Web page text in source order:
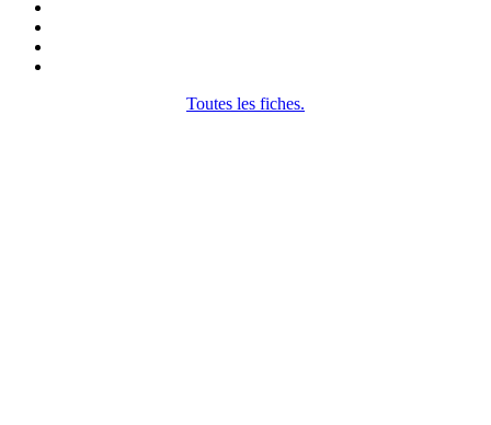
Toutes les fiches.